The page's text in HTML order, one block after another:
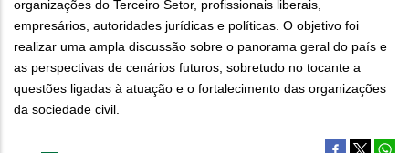
organizações do Terceiro Setor, profissionais liberais,
empresários, autoridades jurídicas e políticas. O objetivo foi
realizar uma ampla discussão sobre o panorama geral do país e
as perspectivas de cenários futuros, sobretudo no tocante a
questões ligadas à atuação e o fortalecimento das organizações
da sociedade civil.